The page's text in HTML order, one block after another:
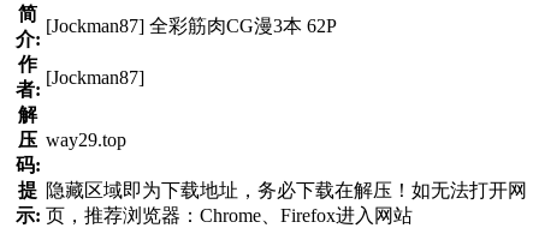
简
介:
[Jockman87] 全彩筋肉CG漫3本 62P
作
者:
[Jockman87]
解
压
码:
way29.top
提
示:
隐藏区域即为下载地址，务必下载在解压！如无法打开网
页，推荐浏览器：Chrome、Firefox进入网站